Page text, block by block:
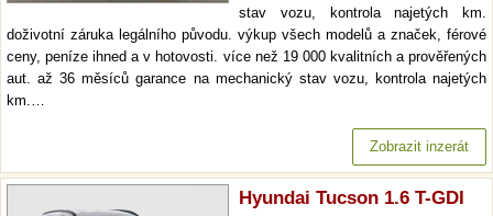
stav vozu, kontrola najetých km.
doživotní záruka legálního původu. výkup všech modelů a značek, férové
ceny, peníze ihned a v hotovosti. více než 19 000 kvalitních a prověřených
aut. až 36 měsíců garance na mechanický stav vozu, kontrola najetých
km.…
Zobrazit inzerát
Hyundai Tucson 1.6 T-GDI